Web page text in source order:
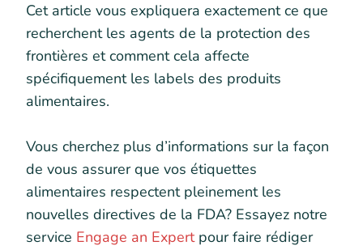
Cet article vous expliquera exactement ce que
recherchent les agents de la protection des
frontières et comment cela affecte
spécifiquement les labels des produits
alimentaires.
Vous cherchez plus d’informations sur la façon
de vous assurer que vos étiquettes
alimentaires respectent pleinement les
nouvelles directives de la FDA? Essayez notre
service Engage an Expertpour faire rédiger